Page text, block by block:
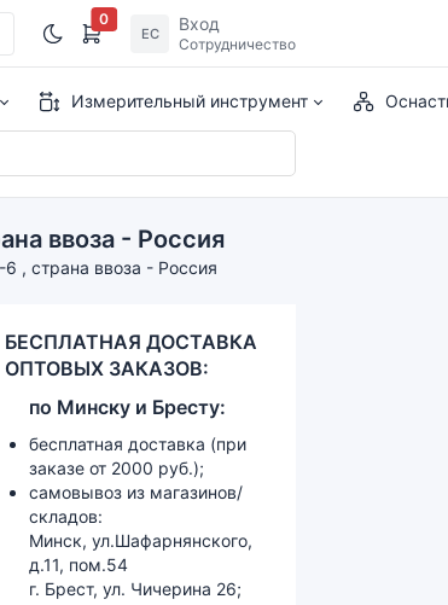
0
ЕС Вход
Сотрудничество
Измерительный инструмент
ввоза - Россия
, страна ввоза - Россия
БЕСПЛАТНАЯ ДОСТАВКА
ОПТОВЫХ ЗАКАЗОВ:
по Минску и Бресту:
бесплатная доставка (при
заказе от 2000 руб.);
самовывоз из магазинов/
складов:
Минск, ул.Шафарнянского,
д.11, пом.54
г. Брест, ул. Чичерина 26;